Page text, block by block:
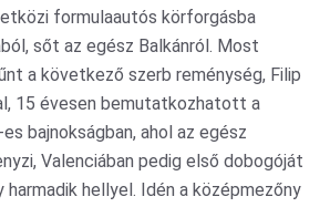
formulaautós körforgásba
sőt az egész Balkánról. Most
a következő szerb reménység, Filip
15 évesen bemutatkozhatott a
bajnokságban, ahol az egész
Valenciában pedig első dobogóját
hellyel. Idén a középmezőny